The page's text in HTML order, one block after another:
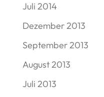
Juli 2014
Dezember 2013
September 2013
August 2013
Juli 2013